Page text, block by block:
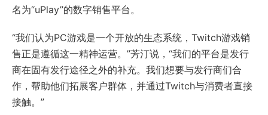
名为“uPlay”的数字销售平台。
“我们认为PC游戏是一个开放的生态系统，Twitch游戏销
售正是遵循这一精神运营。”芳汀说，“我们的平台是发行
商在固有发行途径之外的补充。我们想要与发行商们合
作，帮助他们拓展客户群体，并通过Twitch与消费者直接
接触。”